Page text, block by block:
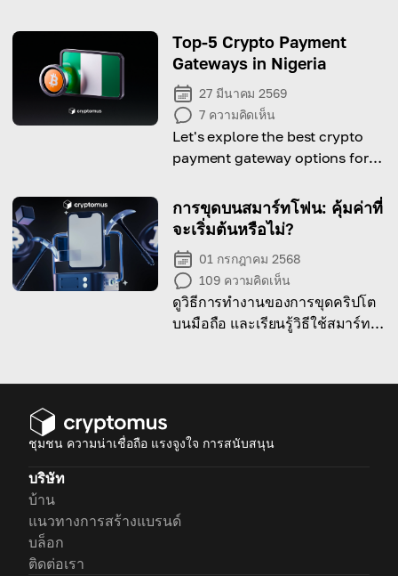
Top-5 Crypto Payment
Gateways in Nigeria
27 มีนาคม 2569
7 ความคิดเห็น
Let's explore the best crypto
payment gateway options for
การขุดบนสมาร์ทโฟน: คุ้มค่าที่
จะเริ่มต้นหรือไม่?
01 กรกฎาคม 2568
109 ความคิดเห็น
ดูวิธีการทำงานของการขุดคริปโต
บนมือถือ และเรียนรู้วิธีใช้สมาร์ท
ชุมชน ความน่าเชื่อถือ แรงจูงใจ การสนับสนุน
บริษัท
บ้าน
แนวทางการสร้างแบรนด์
บล็อก
ติดต่อเรา